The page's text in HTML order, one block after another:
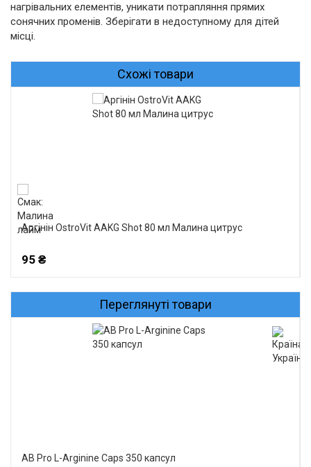
нагрівальних елементів, уникати потрапляння прямих
сонячних променів. Зберігати в недоступному для дітей
місці.
Схожі товари
Аргінін OstroVit AAKG Shot 80 мл Малина цитрус
95 ₴
Переглянуті товари
AB Pro L-Arginine Caps 350 капсул